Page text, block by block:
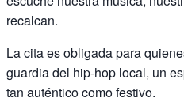
recalcan.
La cita es obligada para
guardia del hip-hop local, un
tan auténtico como festivo.